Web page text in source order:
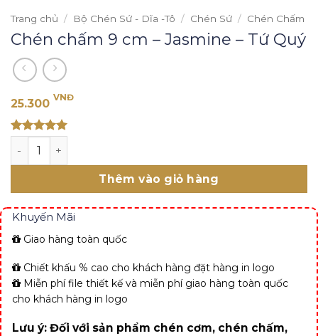
Trang chủ / Bộ Chén Sứ - Dĩa -Tô / Chén Sứ / Chén Chấm
Chén chấm 9 cm – Jasmine – Tứ Quý
25.300 VNĐ
out of 5
Chén chấm 9 cm - Jasmine - Tứ Quý số lượng
Thêm vào giỏ hàng
Khuyến Mãi
Giao hàng toàn quốc
Chiết khấu % cao cho khách hàng đặt hàng in logo
Miễn phí file thiết kế và miễn phí giao hàng toàn quốc
cho khách hàng in logo
Lưu ý: Đối với sản phẩm chén cơm, chén chấm,